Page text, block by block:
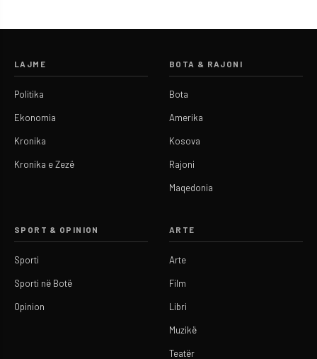
LAJME
Politika
Ekonomia
Kronika
Kronika e Zezë
BOTA & RAJONI
Bota
Amerika
Kosova
Rajoni
Maqedonia
SPORT & OPINION
Sporti
Sporti në Botë
Opinion
ARTE
Arte
Film
Libri
Muzikë
Teatër